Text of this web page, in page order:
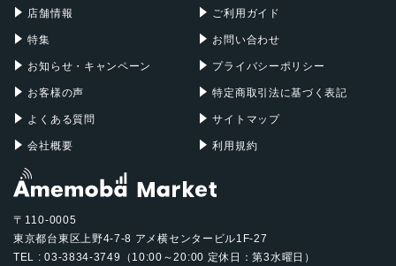
店舗情報
特集
お知らせ・キャンペーン
お客様の声
よくある質問
会社概要
ご利用ガイド
お問い合わせ
プライバシーポリシー
特定商取引法に基づく表記
サイトマップ
利用規約
〒110-0005
東京都台東区上野4-7-8 アメ横センタービル1F-27
TEL : 03-3834-3749（10:00～20:00 定休日：第3水曜日）